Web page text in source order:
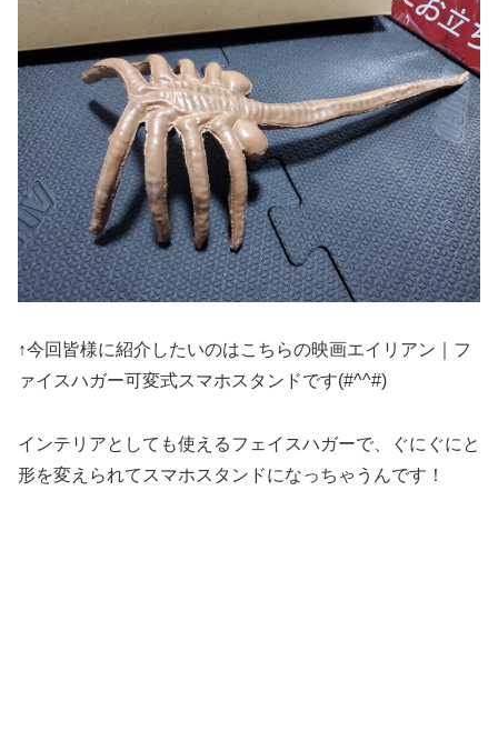
↑今回皆様に紹介したいのはこちらの映画エイリアン｜フ
ァイスハガー可変式スマホスタンドです(#^^#)
インテリアとしても使えるフェイスハガーで、ぐにぐにと
形を変えられてスマホスタンドになっちゃうんです！